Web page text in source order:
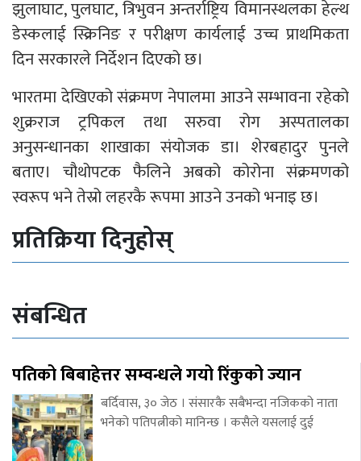
झुलाघाट, पुलघाट, त्रिभुवन अन्तर्राष्ट्रिय विमानस्थलका हेल्थ
डेस्कलाई स्क्रिनिङ र परीक्षण कार्यलाई उच्च प्राथमिकता
दिन सरकारले निर्देशन दिएको छ।
भारतमा देखिएको संक्रमण नेपालमा आउने सम्भावना रहेको
शुक्रराज ट्रपिकल तथा सरुवा रोग अस्पतालका
अनुसन्धानका शाखाका संयोजक डा। शेरबहादुर पुनले
बताए। चौथोपटक फैलिने अबको कोरोना संक्रमणको
स्वरूप भने तेस्रो लहरकै रूपमा आउने उनको भनाइ छ।
प्रतिक्रिया दिनुहोस्
संबन्धित
पतिको बिबाहेत्तर सम्वन्धले गयो रिंकुको ज्यान
बर्दिवास, ३० जेठ । संसारकै सबैभन्दा नजिकको नाता
भनेको पतिपत्नीको मानिन्छ । कसैले यसलाई दुई